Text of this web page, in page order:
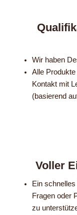
Wir haben
Alle
Kontakt mit
(basierend
Voller
Ein
Fragen oder
zu